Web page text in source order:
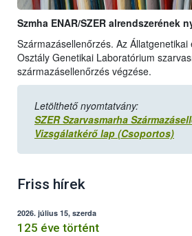
Szmha ENAR/SZER alrendszerének
Származásellenőrzés. Az
Osztály Genetikai Laboratórium
származásellenőrzés végzése.
Letölthető nyomtatvány:
SZER Szarvasmarha
Vizsgálatkérő lap (Csoportos)
Friss hírek
2026. július 15, szerda
125 éve történt